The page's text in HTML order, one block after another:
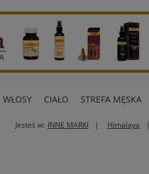
WŁOSY CIAŁO STREFA MĘSKA
Jesteś w: INNE MARKI Himalaya